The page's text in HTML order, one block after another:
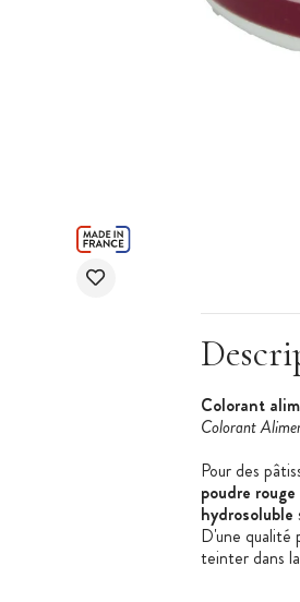
Colorant
Colorant
Pour des
poudre rouge
hydrosoluble
D'une qualité
teinter dans